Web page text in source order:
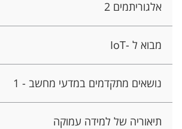
אלגוריתמים 2
מבוא ל -IoT
נושאים מתקדמים במדעי מחשב - 1
תיאוריה של למידה עמוקה